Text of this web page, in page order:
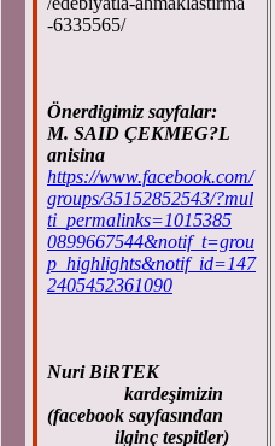
-6335565/
Önerdigimiz sayfalar:
M. SAID ÇEKMEG?L
anisina
https://www.facebook.com/
groups/35152852543/?mul
ti_permalinks=1015385
0899667544&notif_t=grou
p_highlights&notif_id=147
2405452361090
Nuri BiRTEK
kardeşimizin
(facebook sayfasından
ilginç tespitler)